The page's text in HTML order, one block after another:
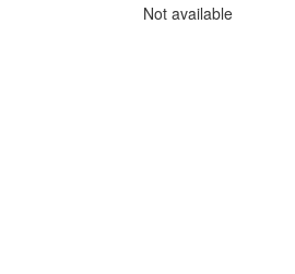
Not available